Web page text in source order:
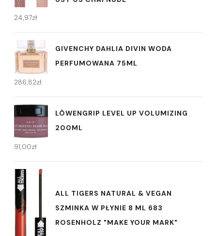
24,97zł
GIVENCHY DAHLIA DIVIN WODA
PERFUMOWANA 75ML
286,82zł
LÖWENGRIP LEVEL UP VOLUMIZING
200ML
91,00zł
ALL TIGERS NATURAL & VEGAN
SZMINKA W PŁYNIE 8 ML 683
ROSENHOLZ "MAKE YOUR MARK"